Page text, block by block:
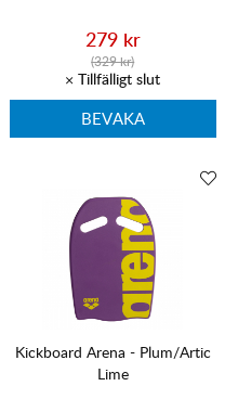
279 kr
(329 kr)
BEVAKA
Kickboard Arena - Plum/Artic
Lime